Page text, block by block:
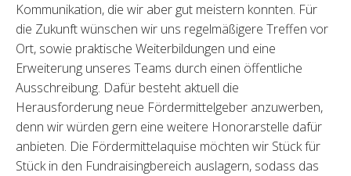
Kommunikation, die wir aber gut meistern konnten. Für
die Zukunft wünschen wir uns regelmäßigere Treffen vor
Ort, sowie praktische Weiterbildungen und eine
Erweiterung unseres Teams durch einen öffentliche
Ausschreibung. Dafür besteht aktuell die
Herausforderung neue Fördermittelgeber anzuwerben,
denn wir würden gern eine weitere Honorarstelle dafür
anbieten. Die Fördermittelaquise möchten wir Stück für
Stück in den Fundraisingbereich auslagern, sodass das